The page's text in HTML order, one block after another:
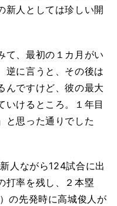
新人としては珍しい開
て、最初の１カ月がい
逆に言うと、その後は
んですけど、彼の最大
いけるところ。１年目
と思った通りでした
人ながら124試合に出
打率を残し、２本塁
の先発時に高城俊人が